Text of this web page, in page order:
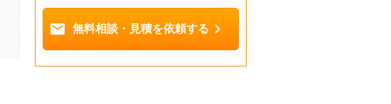
mail 無料相談・見積を依頼する chevron_right